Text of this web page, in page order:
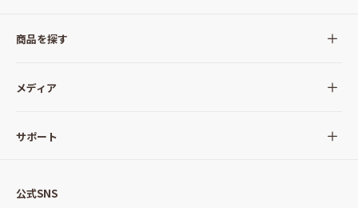
商品を探す
全ての商品
サラダ
メディア
Qummy(キユーミー)について
サポート
公式SNS